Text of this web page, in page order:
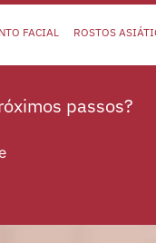
FACIAL ROSTOS
passos?